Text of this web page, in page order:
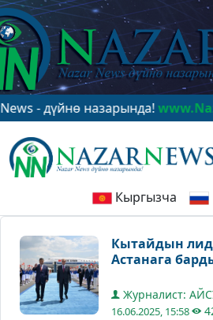
назарында!
Кыргызча
Кытайдын
Астанага
Журналист:
16.06.2025, 15:58